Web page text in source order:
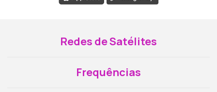
Redes de Satélites
Frequências